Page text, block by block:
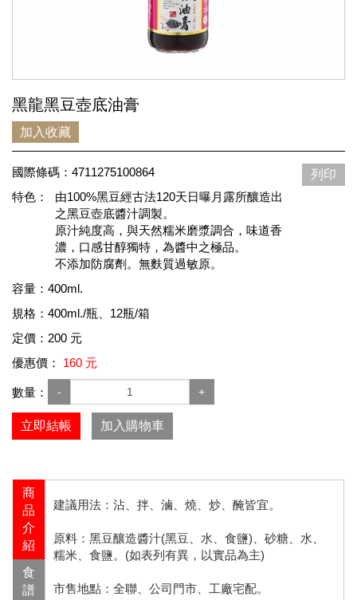
黑龍黑豆壺底油膏
加入收藏
國際條碼：4711275100864
特色：
由100%黑豆經古法120天日曝月露所釀造出
之黑豆壺底醬汁調製。
原汁純度高，與天然糯米磨漿調合，味道香
濃，口感甘醇獨特，為醬中之極品。
不添加防腐劑。無麩質過敏原。
容量：400ml.
規格：400ml./瓶、12瓶/箱
定價：200 元
優惠價：
160 元
數量： - +
列印
立即結帳 加入購物車
商
品
介
紹
食
譜
建議用法：沾、拌、滷、燒、炒、醃皆宜。
原料： 黑豆釀造醬汁(黑豆、水、食鹽)、砂糖、水、
糯米、食鹽。(如表列有異，以實品為主)
市售地點：全聯、公司門市、工廠宅配。